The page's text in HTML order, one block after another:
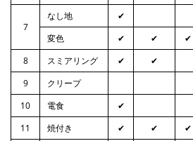
7
なし地
✔
変色
✔ ✔ ✔
8
スミアリング ✔
✔
9
クリープ
10
電食 ✔
11
焼付き ✔ ✔ ✔